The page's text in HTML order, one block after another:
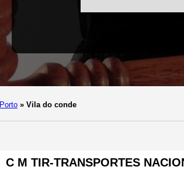
Porto » Vila do conde
C M TIR-TRANSPORTES